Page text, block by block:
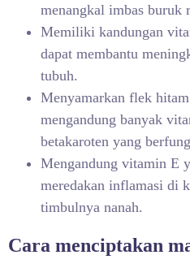
menangkal imbas buruk
Memiliki kandungan
dapat membantu
tubuh.
Menyamarkan flek
mengandung banyak
betakaroten yang
Mengandung vitamin E
meredakan inflamasi di
timbulnya nanah.
Cara menciptakan